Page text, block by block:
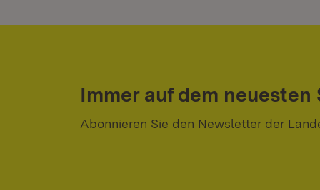
Immer auf dem neuesten
Abonnieren Sie den Newsletter der